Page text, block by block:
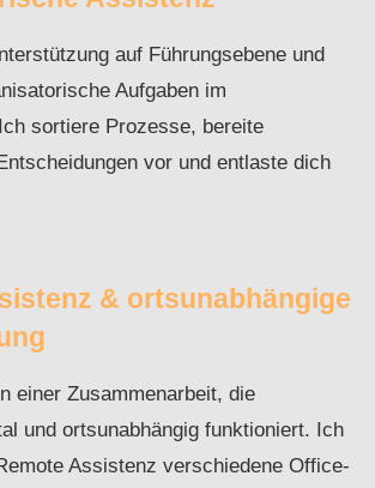
auf Führungsebene und
Aufgaben im
sortiere Prozesse, bereite
vor und entlaste dich
& ortsunabhängige
einer Zusammenarbeit, die
und ortsunabhängig funktioniert. Ich
Assistenz verschiedene Office-